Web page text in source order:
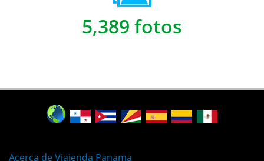
5,389 fotos
Acerca de Viajenda Panama